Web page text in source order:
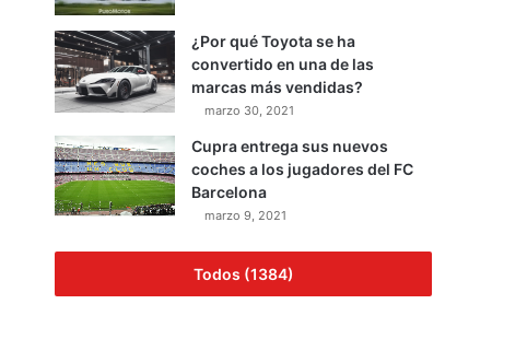
¿Por qué Toyota se ha
convertido en una de las
marcas más vendidas?
marzo 30, 2021
Cupra entrega sus nuevos
coches a los jugadores del FC
Barcelona
marzo 9, 2021
Todos (1384)